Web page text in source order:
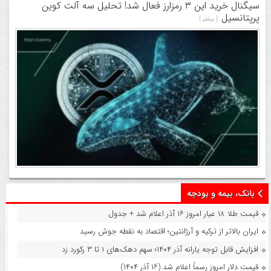
سیگنال خرید این ۳ رمزارز فعال شد! تحلیل سه آلت کوین
پرپتانسیل
[ بیشتر ]
بانک، بیمه و بودجه
قیمت طلا ۱۸ عیار امروز ۱۶ آذر اعلام شد + جدول
ایران بالاتر از ترکیه و آرژانتین؛ اقتصاد به نقطه جوش رسید
افزایش قابل توجه یارانه آذر ۱۴۰۴؛ سهم دهک‌های ۱ تا ۳ رکورد زد
قیمت دلار امروز رسماً اعلام شد (۱۶ آذر ۱۴۰۴)